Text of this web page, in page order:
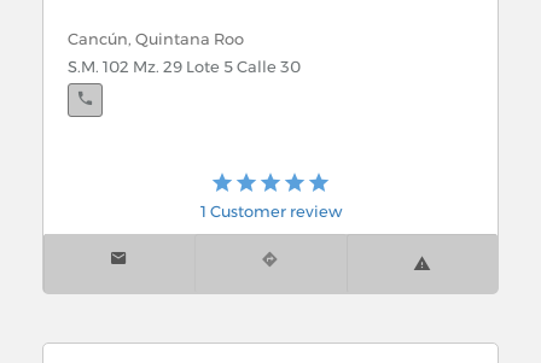
Cancún, Quintana Roo
S.M. 102 Mz. 29 Lote 5 Calle 30
1 Customer review